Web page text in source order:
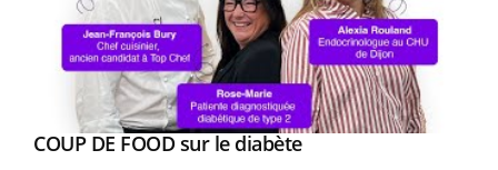
Youtube
COUP DE FOOD sur le diabèteYoutube